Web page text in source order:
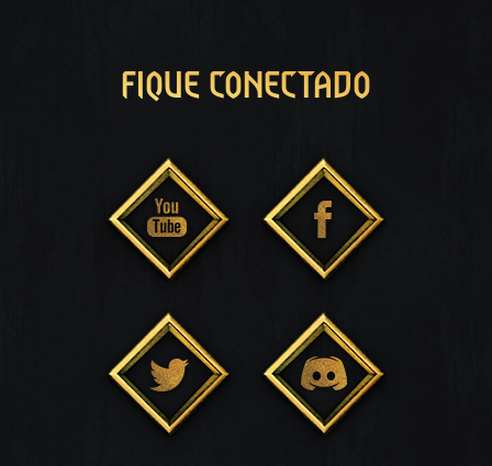
FIQUE CONECTADO